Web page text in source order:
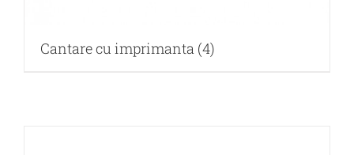
Cantare cu imprimanta (4)